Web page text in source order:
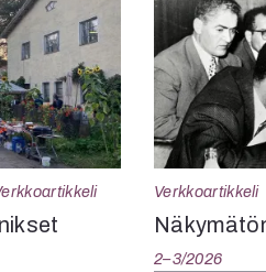
Verkkoartikkeli
2–3/2026